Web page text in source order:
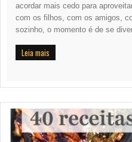
acordar mais cedo para
com os filhos, com os amigos,
sozinho, o momento é de se
Leia mais